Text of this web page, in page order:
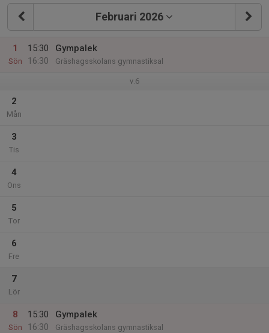
Februari 2026
1
Sön
15:30
16:30
Gympalek
Gräshagsskolans gymnastiksal
v.6
2
Mån
3
Tis
4
Ons
5
Tor
6
Fre
7
Lör
8
Sön
15:30
16:30
Gympalek
Gräshagsskolans gymnastiksal